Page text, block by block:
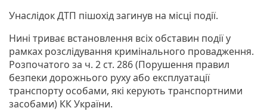
Унаслідок ДТП пішохід загинув на місці події.
Нині триває встановлення всіх обставин події у
рамках розслідування кримінального провадження.
Розпочатого за ч. 2 ст. 286 (Порушення правил
безпеки дорожнього руху або експлуатації
транспорту особами, які керують транспортними
засобами) КК України.